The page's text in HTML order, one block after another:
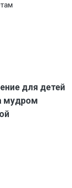
для детей
мудром